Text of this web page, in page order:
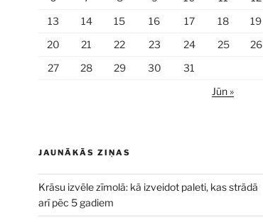
13
14 15 16 17 18
19
20
21 22 23 24 25
26
27
28 29 30
31
Jūn »
JAUNĀKĀS ZIŅAS
Krāsu izvēle zīmolā: kā izveidot paleti, kas strādā
arī pēc 5 gadiem